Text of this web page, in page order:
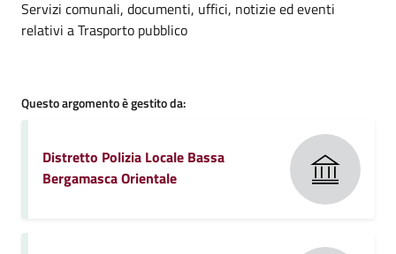
Dettagli della notizia
Servizi comunali, documenti, uffici, notizie ed eventi
relativi a Trasporto pubblico
Questo argomento è gestito da:
Distretto Polizia Locale Bassa
Bergamasca Orientale